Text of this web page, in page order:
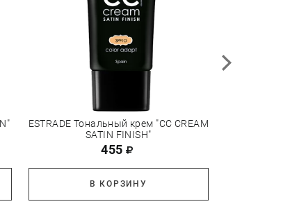
ESTRADE Тональный крем "СС CREAM
SATIN FINISH"
455
В КОРЗИНУ